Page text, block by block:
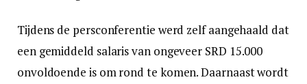
Tijdens de persconferentie werd zelf aangehaald dat
een gemiddeld salaris van ongeveer SRD 15.000
onvoldoende is om rond te komen. Daarnaast wordt